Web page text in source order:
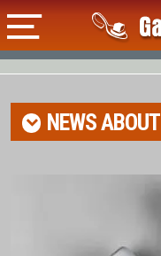
NEWS ABOUT